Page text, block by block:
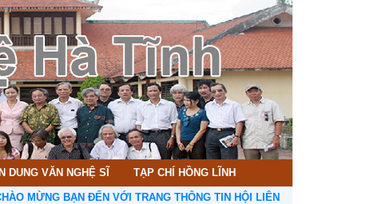
DUNG VĂN NGHỆ SĨ TẠP CHÍ HỒNG LĨNH
BẠN ĐẾN VỚI TRANG THÔNG TIN HỘI LIÊN HIỆP VĂN HỌC NGHỆ